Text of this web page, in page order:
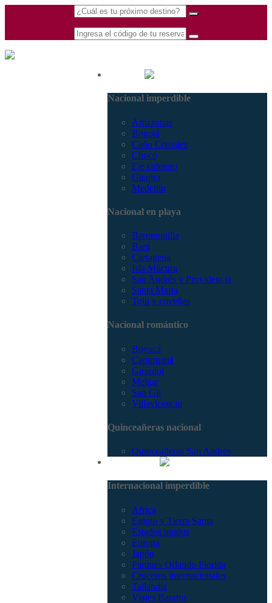
Nacional imperdible
Amazonas
Bogotá
Caño Cristales
Chocó
Eje cafetero
Guajira
Medellín
Nacional en playa
Barranquilla
Barú
Cartagena
Isla Múcura
San Andrés y Providencia
Santa Marta
Tolú y coveñas
Nacional romántico
Boyacá
Capurganá
Girardot
Melgar
San Gil
Villavicencio
Quinceañeras nacional
Quinceañeras San Andrés
Internacional imperdible
Africa
Egipto y Tierra Santa
Estados unidos
Europa
Japón
Parques Orlando Florida
Cruceros internacionales
Tailandia
Viajes Baratos